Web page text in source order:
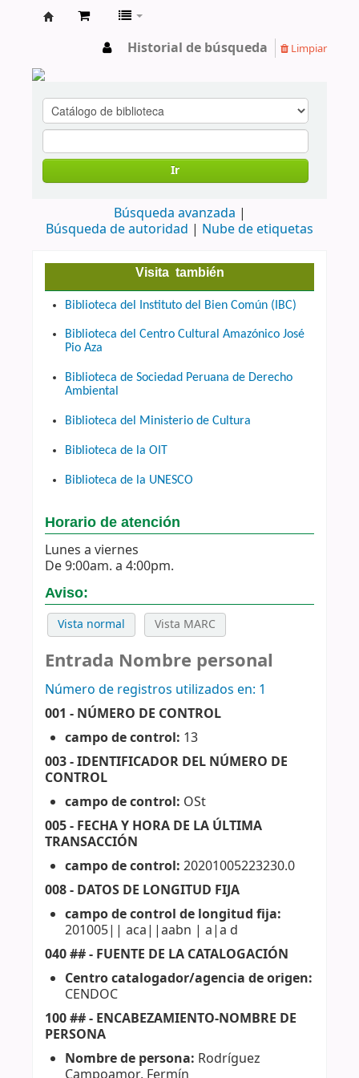
Historial de búsqueda Limpiar
Ir
Búsqueda avanzada
Búsqueda de autoridad
Nube de etiquetas
Visita también
Biblioteca del Instituto del Bien Común (IBC)
Biblioteca del Centro Cultural Amazónico José
Pio Aza
Biblioteca de Sociedad Peruana de Derecho
Ambiental
Biblioteca del Ministerio de Cultura
Biblioteca de la OIT
Biblioteca de la UNESCO
Horario de atención
Lunes a viernes
De 9:00am. a 4:00pm.
Aviso:
Vista normal Vista MARC
Entrada Nombre personal
Número de registros utilizados en: 1
001 - NÚMERO DE CONTROL
campo de control: 13
003 - IDENTIFICADOR DEL NÚMERO DE
CONTROL
campo de control: OSt
005 - FECHA Y HORA DE LA ÚLTIMA
TRANSACCIÓN
campo de control: 20201005223230.0
008 - DATOS DE LONGITUD FIJA
campo de control de longitud fija:
201005|| aca||aabn | a|a d
040 ## - FUENTE DE LA CATALOGACIÓN
Centro catalogador/agencia de origen:
CENDOC
100 ## - ENCABEZAMIENTO-NOMBRE DE
PERSONA
Nombre de persona: Rodríguez